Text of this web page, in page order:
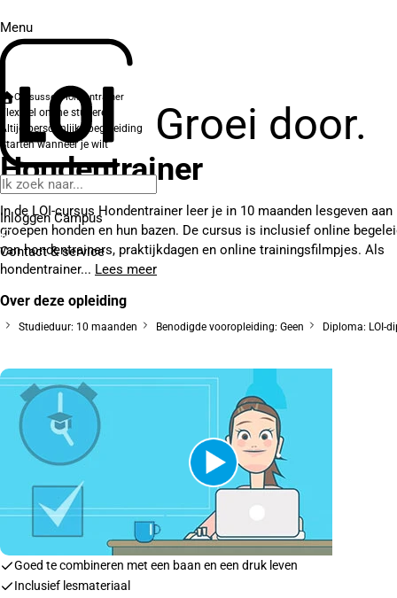
Menu
Groei door.
Inloggen Campus
Contact& service
Cursussen Hondentrainer
Flexibel online studeren
Altijd persoonlijke begeleiding
Starten wanneer je wilt
Hondentrainer
In de LOI-cursus Hondentrainer leer je in 10 maanden lesgeven aan
groepen honden en hun bazen. De cursus is inclusief online
van hondentrainers, praktijkdagen en online trainingsfilmpjes. Als
hondentrainer... Lees meer
Over deze opleiding
Studieduur: 10 maanden Benodigde vooropleiding: Geen Diploma: LOI-
Goed te combineren met een baan en een druk leven
Inclusief lesmateriaal